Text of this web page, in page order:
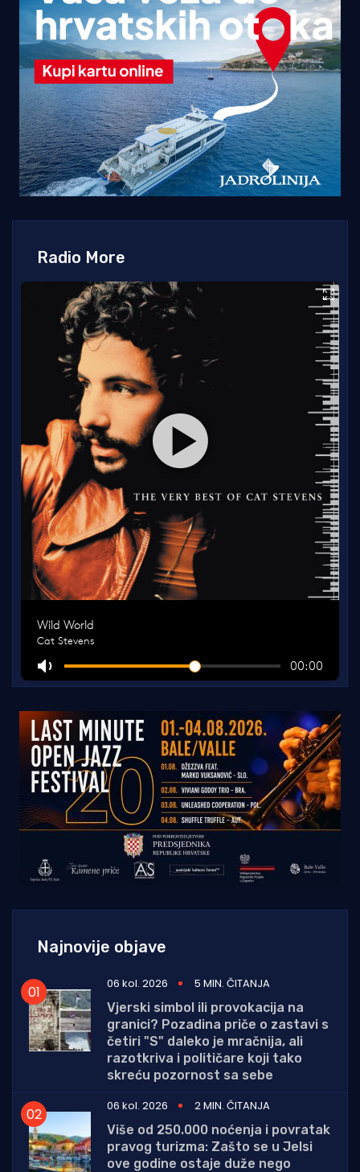
Radio More
Najnovije objave
06 kol. 2026
5 MIN. ČITANJA
Vjerski simbol ili provokacija na
granici? Pozadina priče o zastavi s
četiri "S" daleko je mračnija, ali
razotkriva i političare koji tako
skreću pozornost sa sebe
06 kol. 2026
2 MIN. ČITANJA
Više od 250.000 noćenja i povratak
pravog turizma: Zašto se u Jelsi
ove godine ostaje duže nego